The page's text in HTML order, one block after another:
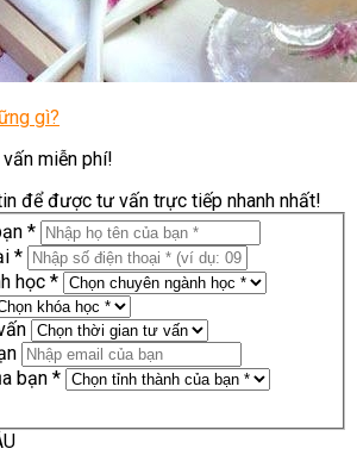
gì?
miễn phí!
để được tư vấn trực tiếp nhanh nhất!
*
*
học *
bạn *